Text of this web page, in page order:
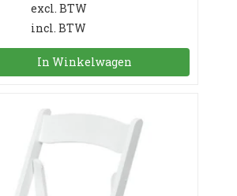
excl. BTW
incl. BTW
In Winkelwagen